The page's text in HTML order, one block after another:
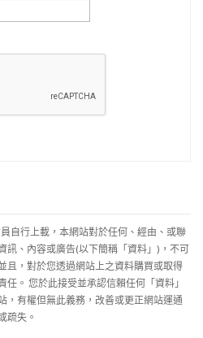
自行上載，本網站對於任何、經由、或聯
訊、內容或廣告(以下簡稱「資料」)，不可
且，對於您透過網站上之資料購買或取得
。 您於此接受並承認信賴任何「資料」
，有權但無此義務，改善或更正網站運通
疏失。